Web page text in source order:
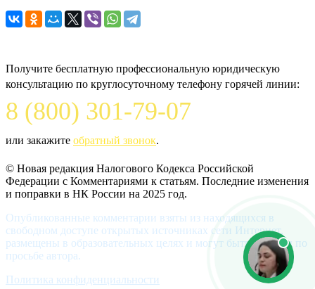
Получите бесплатную профессиональную юридическую
консультацию по круглосуточному телефону горячей линии:
8 (800) 301-79-07
или закажите обратный звонок.
© Новая редакция Налогового Кодекса Российской
Федерации c Комментариями к статьям. Последние изменения
и поправки в НК России на 2025 год.
Опубликованные комментарии взяты из находящихся в
свободном доступе открытых источниках сети Интернет,
размещены в образовательных целях и могут быть удалены по
просьбе автора.
Политика конфиденциальности